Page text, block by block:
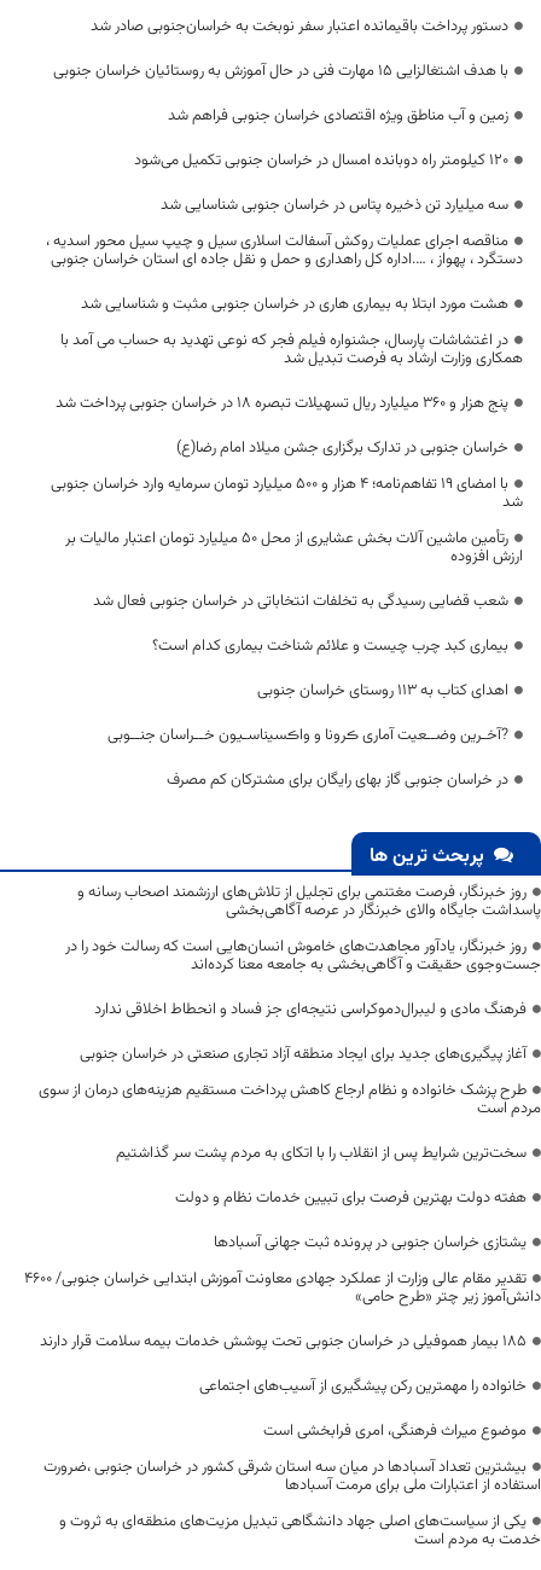
دستور پرداخت باقیمانده اعتبار سفر نوبخت به خراسان‌جنوبی صادر شد
با هدف اشتغالزایی ۱۵ مهارت فنی در حال آموزش به روستائیان خراسان جنوبی
زمین و آب مناطق ویژه اقتصادی خراسان جنوبی فراهم شد
۱۲۰ کیلومتر راه دوبانده امسال در خراسان جنوبی تکمیل می‌شود
سه میلیارد تن ذخیره پتاس در خراسان جنوبی شناسایی شد
مناقصه اجرای عملیات روکش آسفالت اسلاری سیل و چیپ سیل محور اسدیه ،
دستگرد ، پهواز ، ….اداره کل راهداری و حمل و نقل جاده ای استان خراسان جنوبی
هشت مورد ابتلا به بیماری هاری در خراسان جنوبی مثبت و شناسایی شد
در اغتشاشات پارسال، جشنواره فیلم فجر که نوعی تهدید به حساب می آمد با
همکاری وزارت ارشاد به فرصت تبدیل شد
پنج هزار و ۳۶۰ میلیارد ریال تسهیلات تبصره ۱۸ در خراسان جنوبی پرداخت شد
خراسان جنوبی در تدارک برگزاری جشن میلاد امام رضا(ع)
با امضای ۱۹ تفاهم‌نامه؛ ۴ هزار و ۵۰۰ میلیارد تومان سرمایه‌ وارد خراسان جنوبی
شد
رتأمین ماشین آلات بخش عشایری از محل 50 میلیارد تومان اعتبار مالیات بر
ارزش افزوده
شعب قضایی رسیدگی به تخلفات انتخاباتی در خراسان جنوبی فعال شد
بیماری کبد چرب چیست و علائم شناخت بیماری کدام است؟
اهدای کتاب به 113 روستای خراسان جنوبی
?آخـرین وضــعیت آماری ڪرونا و واڪسیناسـیون خــراسان جنــوبی
در خراسان جنوبی گاز بهای رایگان برای مشترکان کم مصرف
پربحث ترین ها
روز خبرنگار، فرصت مغتنمی برای تجلیل از تلاش‌های ارزشمند اصحاب رسانه و
پاسداشت جایگاه والای خبرنگار در عرصه آگاهی‌بخشی
روز خبرنگار، یادآور مجاهدت‌های خاموش انسان‌هایی است که رسالت خود را در
جست‌وجوی حقیقت و آگاهی‌بخشی به جامعه معنا کرده‌اند
فرهنگ مادی و لیبرال‌دموکراسی نتیجه‌ای جز فساد و انحطاط اخلاقی ندارد
آغاز پیگیری‌های جدید برای ایجاد منطقه آزاد تجاری صنعتی در خراسان جنوبی
طرح پزشک خانواده و نظام ارجاع کاهش پرداخت مستقیم هزینه‌های درمان از سوی
مردم است
سخت‌ترین شرایط پس از انقلاب را با اتکای به مردم پشت سر گذاشتیم
هفته دولت بهترین فرصت برای تبیین خدمات نظام و دولت
یشتازی خراسان جنوبی در پرونده ثبت جهانی آسبادها
تقدیر مقام عالی وزارت از عملکرد جهادی معاونت آموزش ابتدایی خراسان جنوبی/ ۴۶۰۰
دانش‌آموز زیر چتر «طرح حامی»
۱۸۵ بیمار هموفیلی در خراسان جنوبی تحت پوشش خدمات بیمه سلامت قرار دارند
خانواده را مهمترین رکن پیشگیری از آسیب‌های اجتماعی
موضوع میراث فرهنگی، امری فرابخشی است
بیشترین تعداد آسبادها در میان سه استان شرقی کشور در خراسان جنوبی ،ضرورت
استفاده از اعتبارات ملی برای مرمت آسبادها
یکی از سیاست‌های اصلی جهاد دانشگاهی تبدیل مزیت‌های منطقه‌ای به ثروت و
خدمت به مردم است